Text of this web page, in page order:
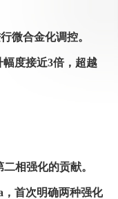
微合金化调控。
幅度接近3倍，超越
相强化的贡献。
，首次明确两种强化